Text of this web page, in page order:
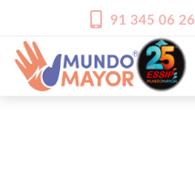
91 345 06 26